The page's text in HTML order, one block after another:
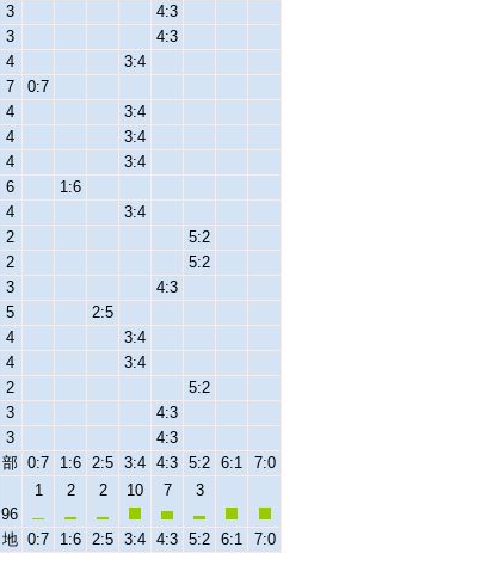
3
4:3
3
4:3
4
3:4
7
0:7
4
3:4
4
3:4
4
3:4
6
1:6
4
3:4
2
5:2
2
5:2
3
4:3
5
2:5
4
3:4
4
3:4
2
5:2
3
4:3
3
4:3
部 0:7 1:6 2:5 3:4 4:3 5:2 6:1 7:0
96
1 2 2 10 7 3
地 0:7 1:6 2:5 3:4 4:3 5:2 6:1 7:0